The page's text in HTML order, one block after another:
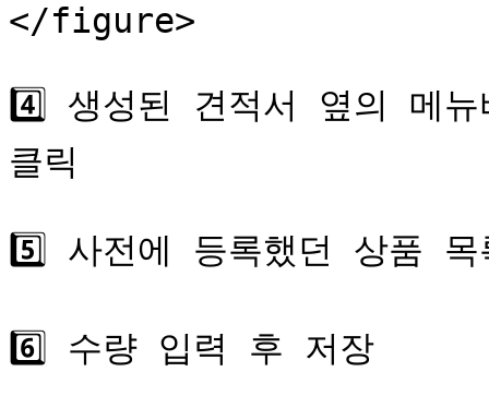
</figure>
4️⃣ 생성된 견적서 옆의 메
클릭
5️⃣ 사전에 등록했던 상품
6️⃣ 수량 입력 후 저장